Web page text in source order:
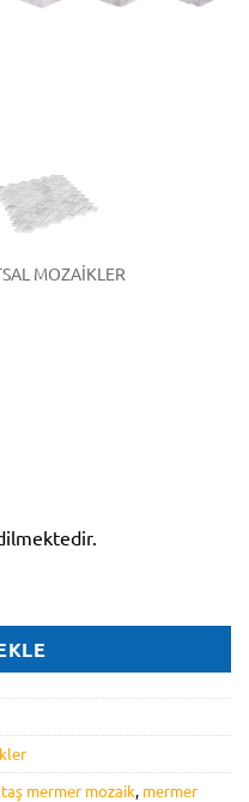
MOZAIKLER
mermer mozaik, mermer